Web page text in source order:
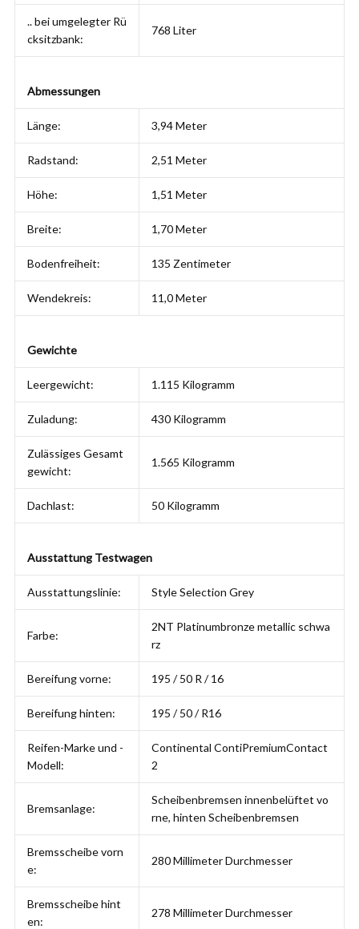
.. bei umgelegter Rü
cksitzbank:
768 Liter
Abmessungen
Länge: 3,94 Meter
Radstand: 2,51 Meter
Höhe: 1,51 Meter
Breite: 1,70 Meter
Bodenfreiheit: 135 Zentimeter
Wendekreis: 11,0 Meter
Gewichte
Leergewicht: 1.115 Kilogramm
Zuladung: 430 Kilogramm
Zulässiges Gesamt
gewicht:
1.565 Kilogramm
Dachlast: 50 Kilogramm
Ausstattung Testwagen
Ausstattungslinie: Style Selection Grey
Farbe:
2NT Platinumbronze metallic schwa
rz
Bereifung vorne: 195 / 50 R / 16
Bereifung hinten: 195 / 50 / R16
Reifen-Marke und -
Modell:
Continental ContiPremiumContact
2
Bremsanlage:
Scheibenbremsen innenbelüftet vo
rne, hinten Scheibenbremsen
Bremsscheibe vorn
e:
280 Millimeter Durchmesser
Bremsscheibe hint
en:
278 Millimeter Durchmesser